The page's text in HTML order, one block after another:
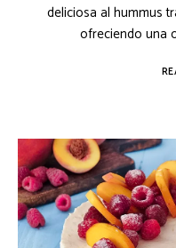
deliciosa al hummus
ofreciendo una